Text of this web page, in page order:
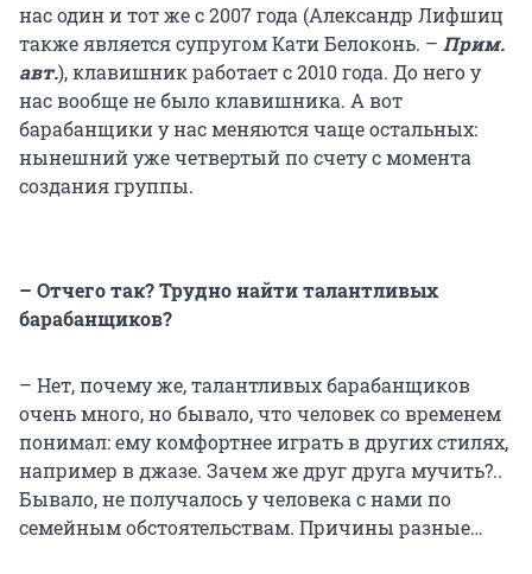
нас один и тот же с 2007 года (Александр Лифшиц
также является супругом Кати Белоконь. – Прим.
авт.), клавишник работает с 2010 года. До него у
нас вообще не было клавишника. А вот
барабанщики у нас меняются чаще остальных:
нынешний уже четвертый по счету с момента
создания группы.
– Отчего так? Трудно найти талантливых
барабанщиков?
– Нет, почему же, талантливых барабанщиков
очень много, но бывало, что человек со временем
понимал: ему комфортнее играть в других стилях,
например в джазе. Зачем же друг друга мучить?..
Бывало, не получалось у человека с нами по
семейным обстоятельствам. Причины разные…